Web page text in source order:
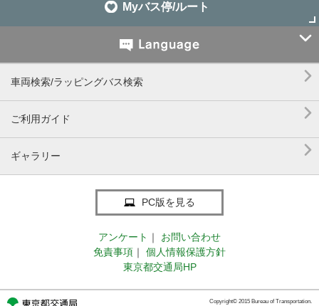
Myバス停/ルート

車両検索/ラッピングバス検索 
ご利用ガイド 
ギャラリー 
PC版を見る
アンケート ｜
お問い合わせ
免責事項 ｜
個人情報保護方針
東京都交通局HP
Copyright© 2015 Bureau of Transportation.